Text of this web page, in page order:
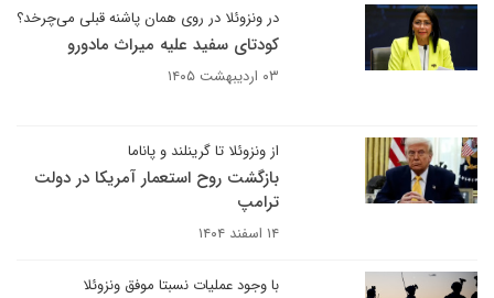
در ونزوئلا در روی همان پاشنه قبلی می‌چرخد؟
کودتای سفید علیه میراث مادورو
۰۳ اردیبهشت ۱۴۰۵
از ونزوئلا تا گرینلند و پاناما
بازگشت روح استعمار آمریکا در دولت
ترامپ
۱۴ اسفند ۱۴۰۴
با وجود عملیات نسبتا موفق ونزوئلا